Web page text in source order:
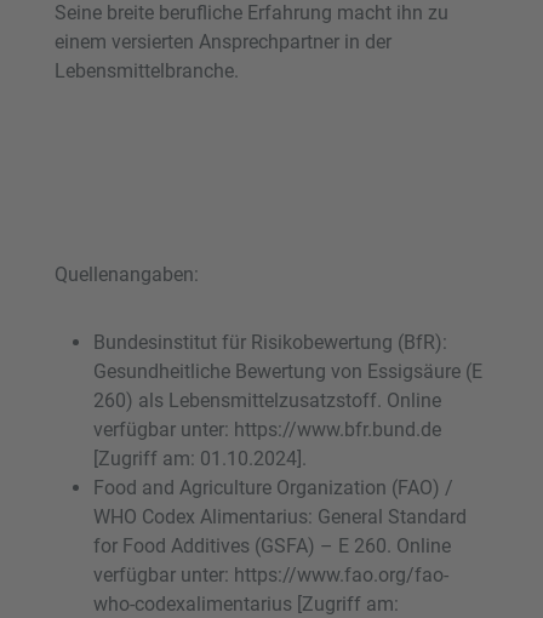
Seine breite berufliche Erfahrung macht ihn zu
einem versierten Ansprechpartner in der
Lebensmittelbranche.
Quellenangaben:
Bundesinstitut für Risikobewertung (BfR):
Gesundheitliche Bewertung von Essigsäure (E
260) als Lebensmittelzusatzstoff. Online
verfügbar unter: https://www.bfr.bund.de
[Zugriff am: 01.10.2024].
Food and Agriculture Organization (FAO) /
WHO Codex Alimentarius: General Standard
for Food Additives (GSFA) – E 260. Online
verfügbar unter: https://www.fao.org/fao-
who-codexalimentarius [Zugriff am: